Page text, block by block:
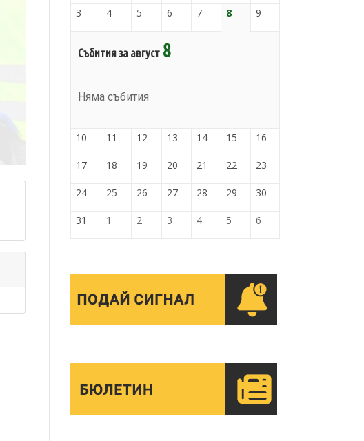
3 4 5 6 7 8 9
Събития за август 8
Няма събития
10 11 12 13 14 15 16
17 18 19 20 21 22 23
24 25 26 27 28 29 30
31 1 2 3 4 5 6